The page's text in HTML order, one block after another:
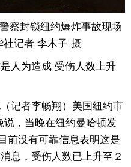
封锁纽约爆炸事故现场
社记者 李木子 摄
为造成 受伤人数上升
者李畅翔）美国纽约市
说，当晚在纽约曼哈顿发
前没有可靠信息表明这是
息，受伤人数已上升至２